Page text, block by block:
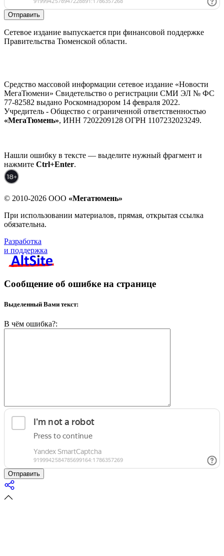
Отправить
Сетевое издание выпускается при финансовой поддержке
Правительства Тюменской области.
Средство массовой информации сетевое издание «Новости
МегаТюмени» Свидетельство о регистрации СМИ ЭЛ № ФС
77-82582 выдано Роскомнадзором 14 февраля 2022.
Учредитель - Общество с ограниченной ответственностью
«МегаТюмень», ИНН 7202209128 ОГРН 1107232023249.
Нашли ошибку в тексте — выделите нужный фрагмент и
нажмите Ctrl+Enter.
© 2010-2026 ООО «Мегатюмень»
При использовании материалов, прямая, открытая ссылка
обязательна.
Разработка
и поддержка
Сообщение об ошибке на странице
Выделенный Вами текст:
В чём ошибка?:
Отправить